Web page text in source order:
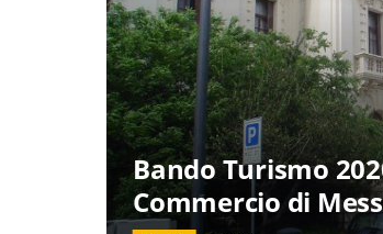
Bando Turismo
Commercio di